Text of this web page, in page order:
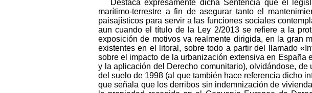
Destaca expresamente dicha Sentencia que el
marítimo-terrestre a fin de asegurar tanto el
paisajísticos para servir a las funciones sociales
aun cuando el título de la Ley 2/2013 se refiere a la
exposición de motivos va realmente dirigida, en la gran
existentes en el litoral, sobre todo a partir del llamado
sobre el impacto de la urbanización extensiva en
y la aplicación del Derecho comunitario), olvidándose,
del suelo de 1998 (al que también hace referencia dicho
que señala que los derribos sin indemnización de